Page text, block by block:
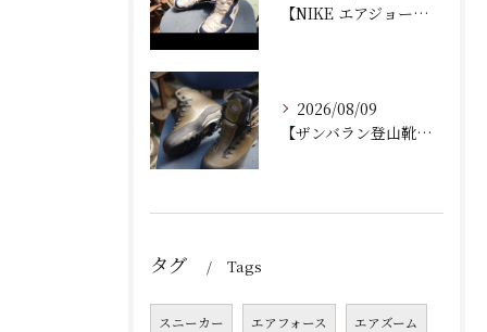
【NIKE エアジョーダン ゴルフシューズ｜ソール剥がれ修理...
2026/08/09
【ザンバラン登山靴｜加水分解によるソール交換修理】
タグ Tags
スニーカー エアフォース エアズーム